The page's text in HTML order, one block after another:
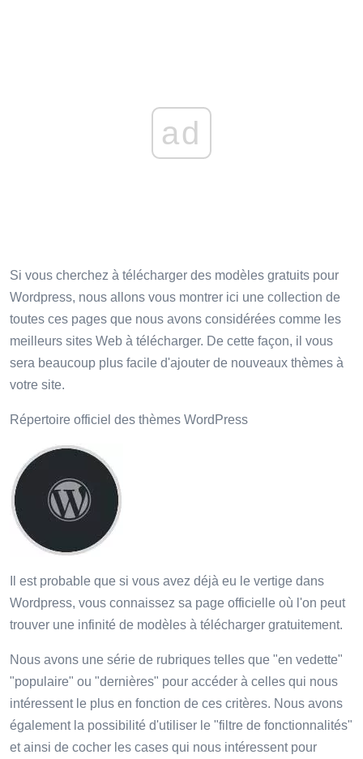
ad
Si vous cherchez à télécharger des modèles gratuits pour
Wordpress, nous allons vous montrer ici une collection de
toutes ces pages que nous avons considérées comme les
meilleurs sites Web à télécharger. De cette façon, il vous
sera beaucoup plus facile d'ajouter de nouveaux thèmes à
votre site.
Répertoire officiel des thèmes WordPress
Il est probable que si vous avez déjà eu le vertige dans
Wordpress, vous connaissez sa page officielle où l'on peut
trouver une infinité de modèles à télécharger gratuitement.
Nous avons une série de rubriques telles que "en vedette"
"populaire" ou "dernières" pour accéder à celles qui nous
intéressent le plus en fonction de ces critères. Nous avons
également la possibilité d'utiliser le "filtre de fonctionnalités"
et ainsi de cocher les cases qui nous intéressent pour